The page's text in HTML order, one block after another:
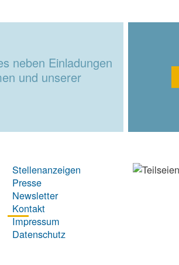
neben Einladungen
und unserer
Stellenanzeigen
Presse
Newsletter
Kontakt
Impressum
Datenschutz